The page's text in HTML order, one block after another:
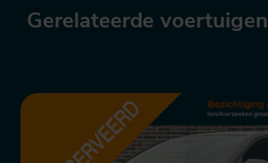
Gerelateerde voertuigen